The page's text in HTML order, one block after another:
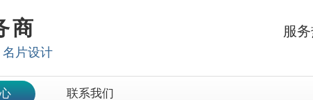
商
名片设计
服务
联系我们